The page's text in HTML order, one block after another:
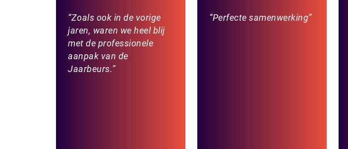
Zoals ook in de vorige
jaren, waren we heel blij
met de professionele
aanpak van de
Jaarbeurs.
Perfecte samenwerking